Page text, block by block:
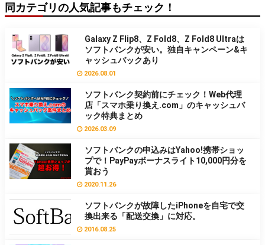
同カテゴリの人気記事もチェック！
Galaxy Z Flip8、Z Fold8、Z Fold8 Ultraは
ソフトバンクが安い。独自キャンペーン&キ
ャッシュバックあり
2026.08.01
ソフトバンク契約前にチェック！Web代理
店「スマホ乗り換え.com」のキャッシュバ
ック特典まとめ
2026.03.09
ソフトバンクの申込みはYahoo!携帯ショッ
プで！PayPayボーナスライト10,000円分を
貰おう
2020.11.26
ソフトバンクが故障したiPhoneを自宅で交
換出来る「配送交換」に対応。
2016.08.25